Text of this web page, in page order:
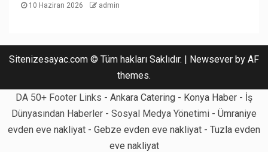
10 Haziran 2026 admin
Sitenizesayac.com © Tüm hakları Saklıdır. | Newsever by AF
themes.
DA 50+ Footer Links - Ankara Catering - Konya Haber - İş
Dünyasından Haberler - Sosyal Medya Yönetimi - Ümraniye
evden eve nakliyat - Gebze evden eve nakliyat - Tuzla evden
eve nakliyat